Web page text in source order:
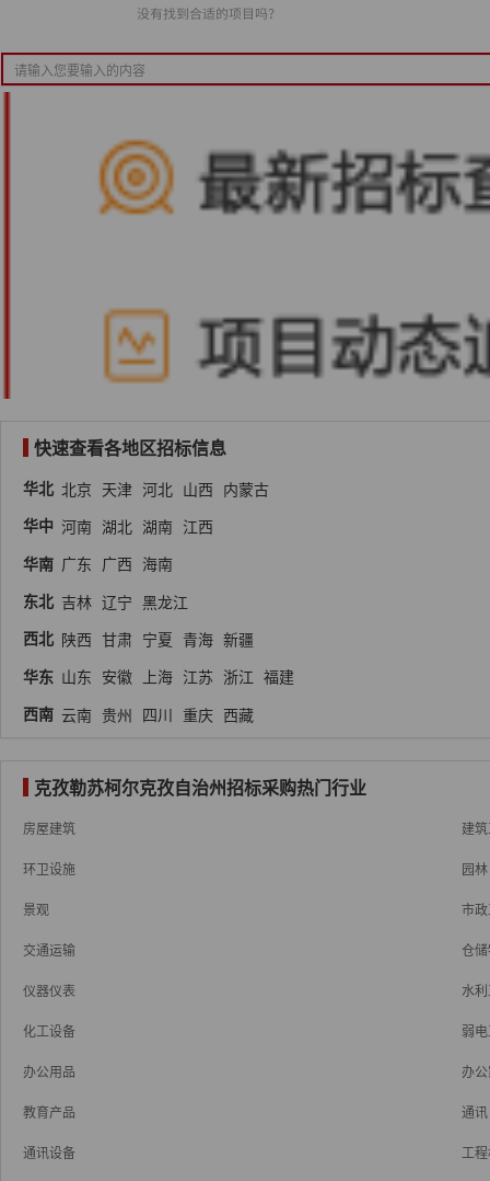
快速查看各地区招标信息
华北 北京 天津 河北 山西 内蒙古
华中 河南 湖北 湖南 江西
华南 广东 广西 海南
东北 吉林 辽宁 黑龙江
西北 陕西 甘肃 宁夏 青海 新疆
华东 山东 安徽 上海 江苏 浙江 福建
西南 云南 贵州 四川 重庆 西藏
克孜勒苏柯尔克孜自治州招标采购热门行业
房屋建筑 建
环卫设施 园林
景观 市
交通运输 仓
仪器仪表 水
化工设备 弱
办公用品 办
教育产品 通讯
通讯设备 工